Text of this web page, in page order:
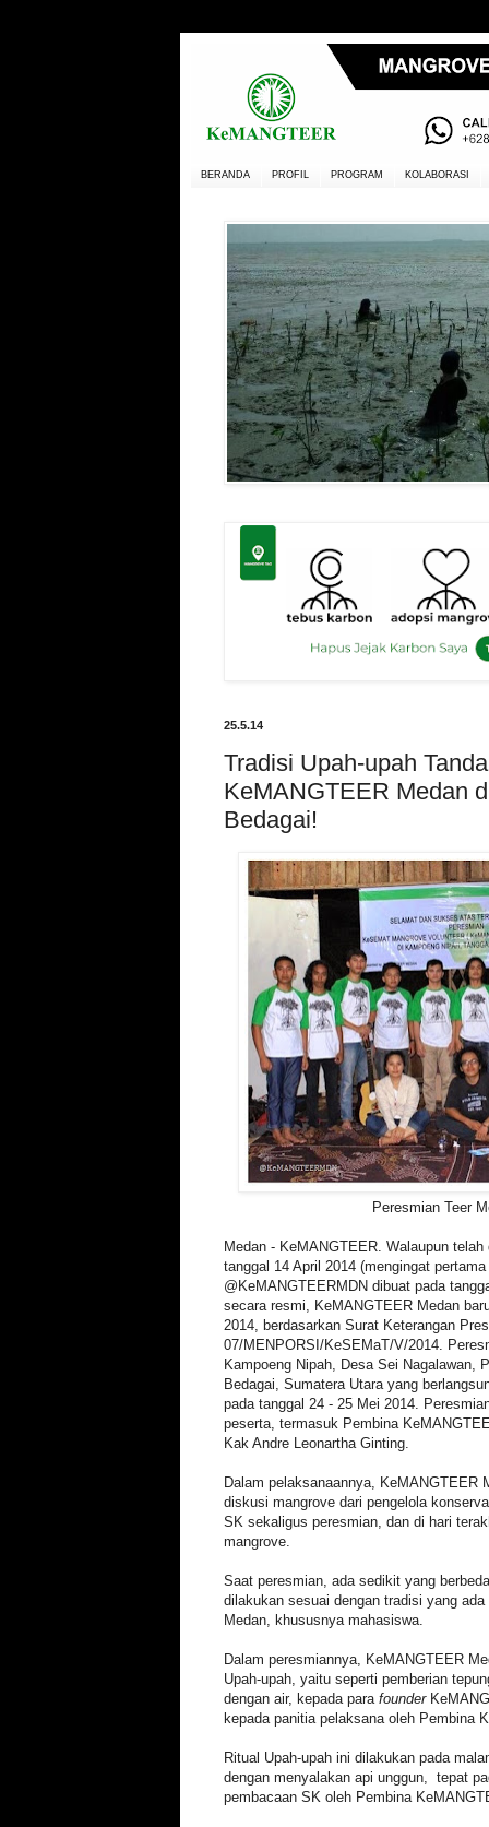
BERANDA PROFIL PROGRAM KOLABORASI
25.5.14
Tradisi Upah-upah
KeMANGTEER Medan
Bedagai!
Peresmian Teer
Medan - KeMANGTEER. Walaupun
tanggal 14 April 2014 (mengingat
@KeMANGTEERMDN dibuat pada
secara resmi, KeMANGTEER Medan
2014, berdasarkan Surat Keterangan
07/MENPORSI/KeSEMaT/V/2014.
Kampoeng Nipah, Desa Sei Nagalawan,
Bedagai, Sumatera Utara yang
pada tanggal 24 - 25 Mei 2014.
peserta, termasuk Pembina
Kak Andre Leonartha Ginting.
Dalam pelaksanaannya, KeMANGTEER
diskusi mangrove dari pengelola
SK sekaligus peresmian, dan di hari
mangrove.
Saat peresmian, ada sedikit yang
dilakukan sesuai dengan tradisi yang
Medan, khususnya mahasiswa.
Dalam peresmiannya, KeMANGTEER
Upah-upah, yaitu seperti pemberian
dengan air, kepada para founder
kepada panitia pelaksana oleh Pembina
Ritual Upah-upah ini dilakukan pada
dengan menyalakan api unggun, tepat
pembacaan SK oleh Pembina